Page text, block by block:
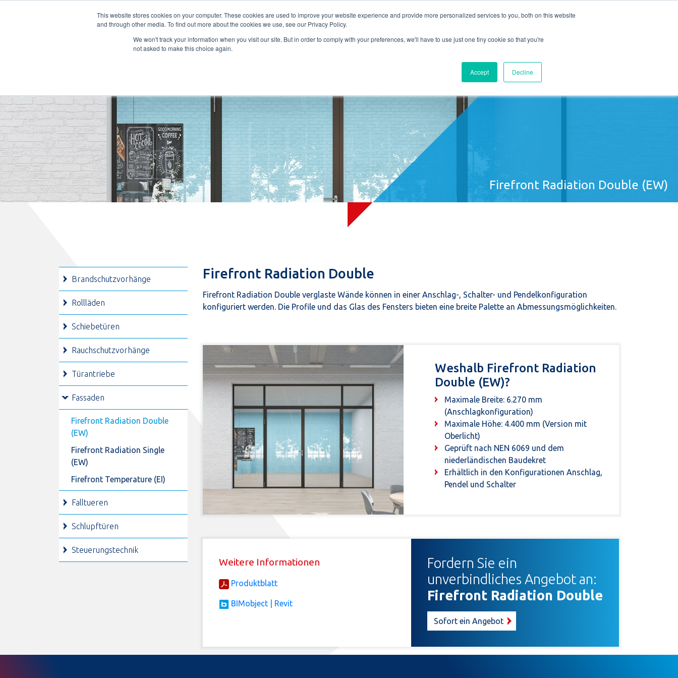
This website stores cookies on your computer. These cookies are used to improve your website experience and provide more personalized services to you, both on this website
and through other media. To find out more about the cookies we use, see our Privacy Policy.
We won't track your information when you visit our site. But in order to comply with your preferences, we'll have to use just one tiny cookie so that you're
not asked to make this choice again.
Accept Decline
BERATUNG PRODUKTE DIENSTLEISTUNGEN REFERENZEN ÜBER UNS KONTAKT
Firefront Radiation Double (EW)
Brandschutzvorhänge
Rollläden
Schiebetüren
Rauchschutzvorhänge
Türantriebe
Fassaden
Firefront Radiation Double
(EW)
Firefront Radiation Single
(EW)
Firefront Temperature (EI)
Falltueren
Schlupftüren
Steuerungstechnik
Firefront Radiation Double
Firefront Radiation Double verglaste Wände können in einer Anschlag-, Schalter- und Pendelkonfiguration
konfiguriert werden. Die Profile und das Glas des Fensters bieten eine breite Palette an Abmessungsmöglichkeiten.
Weshalb Firefront Radiation
Double (EW)?
Maximale Breite: 6.270 mm
(Anschlagkonfiguration)
Maximale Höhe: 4.400 mm (Version mit
Oberlicht)
Geprüft nach NEN 6069 und dem
niederländischen Baudekret
Erhältlich in den Konfigurationen Anschlag,
Pendel und Schalter
Weitere Informationen
Produktblatt
BIMobject | Revit
Fordern Sie ein
unverbindliches Angebot an:
Firefront Radiation Double
Sofort ein Angebot